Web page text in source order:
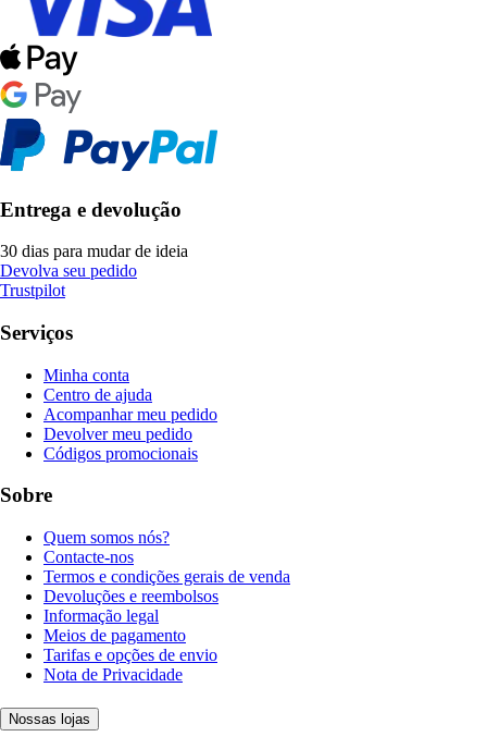
Entrega e devolução
30 dias para mudar de ideia
Devolva seu pedido
Trustpilot
Serviços
Minha conta
Centro de ajuda
Acompanhar meu pedido
Devolver meu pedido
Códigos promocionais
Sobre
Quem somos nós?
Contacte-nos
Termos e condições gerais de venda
Devoluções e reembolsos
Informação legal
Meios de pagamento
Tarifas e opções de envio
Nota de Privacidade
Nossas lojas